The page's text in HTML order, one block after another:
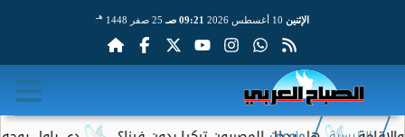
الإثنين 09:21 صـ 25 صفر 1448 هـ